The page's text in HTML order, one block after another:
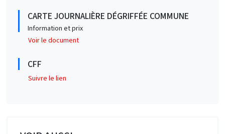
CARTE JOURNALIÈRE DÉGRIFFÉE COMMUNE
Information et prix
Voir le document
CFF
Suivre le lien